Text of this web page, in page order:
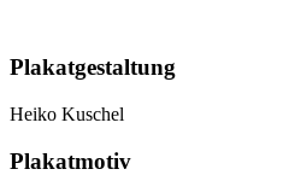
Plakatgestaltung
Heiko Kuschel
Plakatmotiv